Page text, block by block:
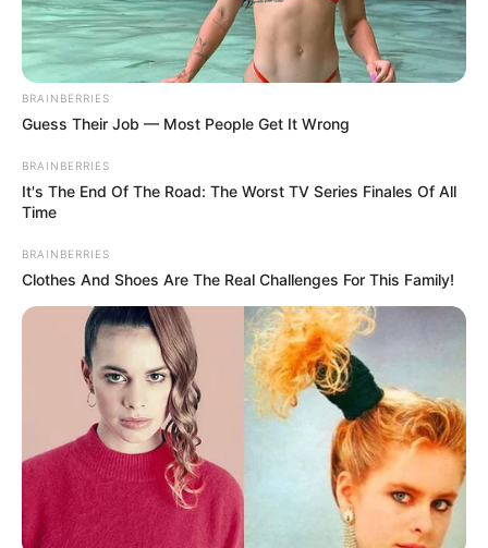
BRAINBERRIES
Guess Their Job — Most People Get It Wrong
BRAINBERRIES
It's The End Of The Road: The Worst TV Series Finales Of All
Time
BRAINBERRIES
Clothes And Shoes Are The Real Challenges For This Family!